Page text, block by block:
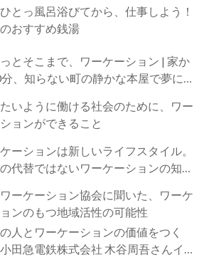
とっ風呂浴びてから、仕事しよう！
おすすめ銭湯
とそこまで、ワーケーション | 家か
、知らない町の静かな本屋で夢に近
いように働ける社会のために、ワー
ョンができること
ーションは新しいライフスタイル。
代替ではないワーケーションの知ら
ーケーション協会に聞いた、ワーケ
ンのもつ地域活性の可能性
人とワーケーションの価値をつく
田急電鉄株式会社 木谷周吾さんイン